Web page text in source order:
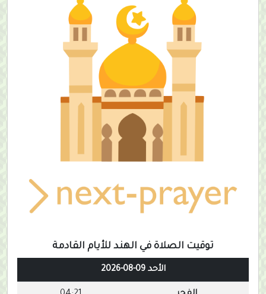
توقيت الصلاة في الهند للأيام القادمة
الأحد 09-08-2026